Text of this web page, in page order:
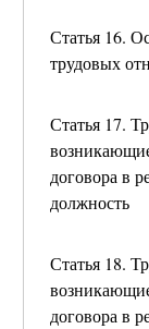
Статья 16.
трудовых
Статья 17.
договора в
должность
Статья 18.
договора в